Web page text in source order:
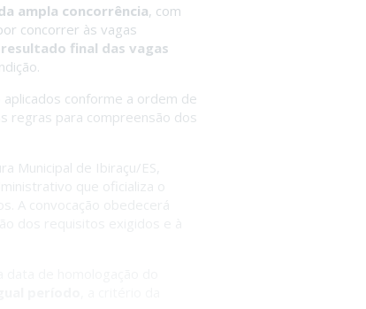
ampla concorrência, com
concorrer às vagas
resultado final das vagas
conforme a ordem de
regras para compreensão dos
Municipal de Ibiraçu/ES,
que oficializa o